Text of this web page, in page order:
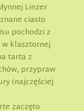
Linzer
ciasto
pochodzi z
w klasztornej
tarta z
przypraw
(najczęściej
zaczęto